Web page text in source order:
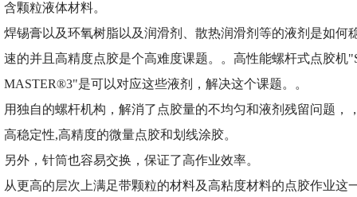
含颗粒液体材料。
焊锡膏以及环氧树脂以及润滑剂、散热润滑剂等的液剂是如何
速的并且高精度点胶是个高难度课题。。高性能螺杆式点胶机
MASTER®3"是可以对应这些液剂，解决这个课题。。
用独自的螺杆机构，解消了点胶量的不均匀和液剂残留问题，
高稳定性,高精度的微量点胶和划线涂胶。
另外，针筒也容易交换，保证了高作业效率。
从更高的层次上满足带颗粒的材料及高粘度材料的点胶作业这